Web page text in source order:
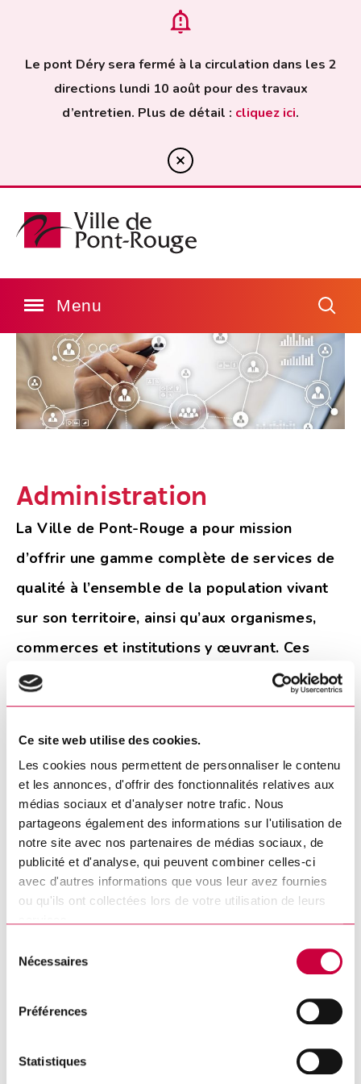
Ce site web utilise des cookies.
Les cookies nous permettent de personnaliser le contenu
et les annonces, d'offrir des fonctionnalités relatives aux
médias sociaux et d'analyser notre trafic. Nous
partageons également des informations sur l'utilisation de
notre site avec nos partenaires de médias sociaux, de
publicité et d'analyse, qui peuvent combiner celles-ci
avec d'autres informations que vous leur avez fournies
ou qu'ils ont collectées lors de votre utilisation de leurs
Nécessaires
Préférences
Statistiques
Le pont Déry sera fermé à la circulation dans les 2
directions lundi 10 août pour des travaux
d’entretien. Plus de détail : cliquez ici.
Administration
La Ville de Pont-Rouge a pour mission
d’offrir une gamme complète de services de
qualité à l’ensemble de la population vivant
sur son territoire, ainsi qu’aux organismes,
commerces et institutions y œuvrant. Ces
services sont dispensés avec efficacité et
efficience, en optimisant l’utilisation des
ressources.
La structure administrative sur laquelle
reposent les actions et interventions de la
Ville comprend une direction générale et six
services auxquels sont rattachés près de 100
employés. Les personnes responsables sont :
Direction générale : Esther Godin
Service des finances, de l’approvisionnement et de la
performance organisationnelle, Trésorier : Dave Alain